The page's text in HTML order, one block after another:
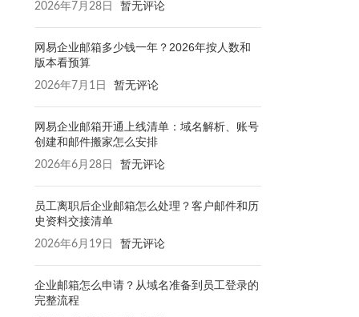
2026年7月28日 暂无评论
网易企业邮箱多少钱一年？2026年按人数和
版本看预算
2026年7月1日 暂无评论
网易企业邮箱开通上线清单：域名解析、账号
创建和邮件搬家怎么安排
2026年6月28日 暂无评论
员工离职后企业邮箱怎么处理？客户邮件和历
史资料交接清单
2026年6月19日 暂无评论
企业邮箱怎么申请？从域名准备到员工登录的
完整流程